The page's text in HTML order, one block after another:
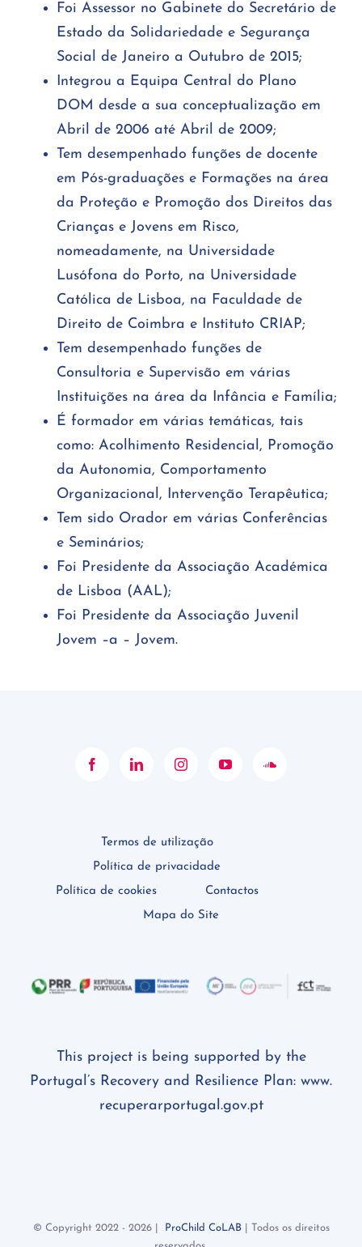
Foi Assessor no Gabinete do Secretário de
Estado da Solidariedade e Segurança
Social de Janeiro a Outubro de 2015;
Integrou a Equipa Central do Plano
DOM desde a sua conceptualização em
Abril de 2006 até Abril de 2009;
Tem desempenhado funções de docente
em Pós-graduações e Formações na área
da Proteção e Promoção dos Direitos das
Crianças e Jovens em Risco,
nomeadamente, na Universidade
Lusófona do Porto, na Universidade
Católica de Lisboa, na Faculdade de
Direito de Coimbra e Instituto CRIAP;
Tem desempenhado funções de
Consultoria e Supervisão em várias
Instituições na área da Infância e Família;
É formador em várias temáticas, tais
como: Acolhimento Residencial, Promoção
da Autonomia, Comportamento
Organizacional, Intervenção Terapêutica;
Tem sido Orador em várias Conferências
e Seminários;
Foi Presidente da Associação Académica
de Lisboa (AAL);
Foi Presidente da Associação Juvenil
Jovem –a – Jovem.
Termos de utilização
Política de privacidade
Política de cookies
Contactos
Mapa do Site
This project is being supported by the
Portugal’s Recovery and Resilience Plan: www.
recuperarportugal.gov.pt
© Copyright 2022 - 2026 | ProChild CoLAB| Todos os direitos